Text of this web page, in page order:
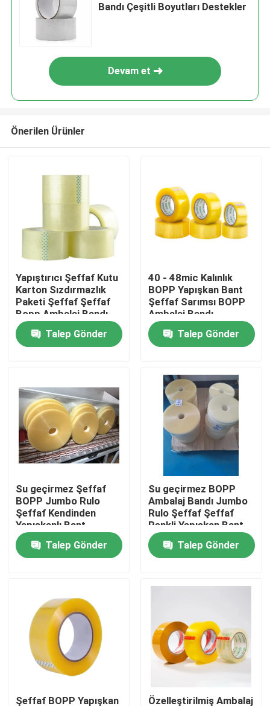
Ürün:% s
Hakkımızda
Kalite kontrol
Bize Ulaşın
BOPP Yapışkan Bant
Kraft Kağıt Yapışkan Bant
PET Yapışkan Bant
Bandı Çeşitli Boyutları Destekler
Devam et
Önerilen Ürünler
Yapıştırıcı Şeffaf Kutu
Karton Sızdırmazlık
Paketi Şeffaf Şeffaf
Bopp Ambalaj Bandı
Talep Gönder
40 - 48mic Kalınlık
BOPP Yapışkan Bant
Şeffaf Sarımsı BOPP
Ambalaj Bandı
Talep Gönder
Su geçirmez Şeffaf
BOPP Jumbo Rulo
Şeffaf Kendinden
Yapışkanlı Bant
Talep Gönder
Su geçirmez BOPP
Ambalaj Bandı Jumbo
Rulo Şeffaf Şeffaf
Renkli Yapışkan Bant
Talep Gönder
Şeffaf BOPP Yapışkan Özelleştirilmiş Ambalaj